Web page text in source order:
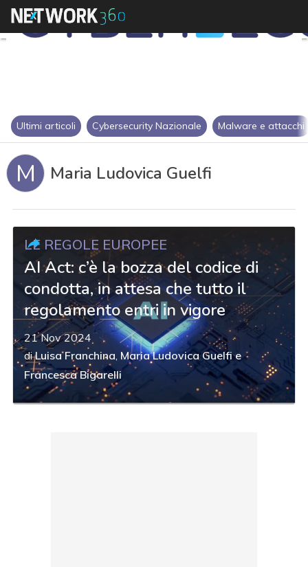
Ultimi articoli Cybersecurity Nazionale Malware e attacchi
M Maria Ludovica Guelfi
LE REGOLE EUROPEE
AI Act: c’è la bozza del codice di
condotta, in attesa che tutto il
regolamento entri in vigore
21 Nov 2024
diLuisa Franchina, Maria Ludovica Guelfi e
Francesca Bigarelli